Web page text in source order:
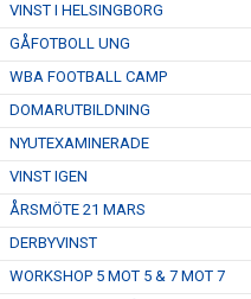
VINST I HELSINGBORG
GÅFOTBOLL UNG
WBA FOOTBALL CAMP
DOMARUTBILDNING
NYUTEXAMINERADE
VINST IGEN
ÅRSMÖTE 21 MARS
DERBYVINST
WORKSHOP 5 MOT 5 & 7 MOT 7